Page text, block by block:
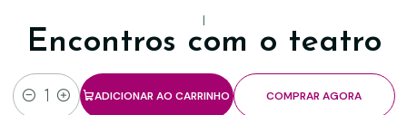
|
Encontros com o teatro
Quantidade
ADICIONAR AO CARRINHO COMPRAR AGORA